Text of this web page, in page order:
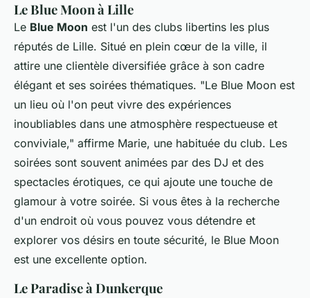
Le Blue Moon à Lille
Le Blue Moon est l'un des clubs libertins les plus
réputés de Lille. Situé en plein cœur de la ville, il
attire une clientèle diversifiée grâce à son cadre
élégant et ses soirées thématiques. "Le Blue Moon est
un lieu où l'on peut vivre des expériences
inoubliables dans une atmosphère respectueuse et
conviviale," affirme Marie, une habituée du club. Les
soirées sont souvent animées par des DJ et des
spectacles érotiques, ce qui ajoute une touche de
glamour à votre soirée. Si vous êtes à la recherche
d'un endroit où vous pouvez vous détendre et
explorer vos désirs en toute sécurité, le Blue Moon
est une excellente option.
Le Paradise à Dunkerque